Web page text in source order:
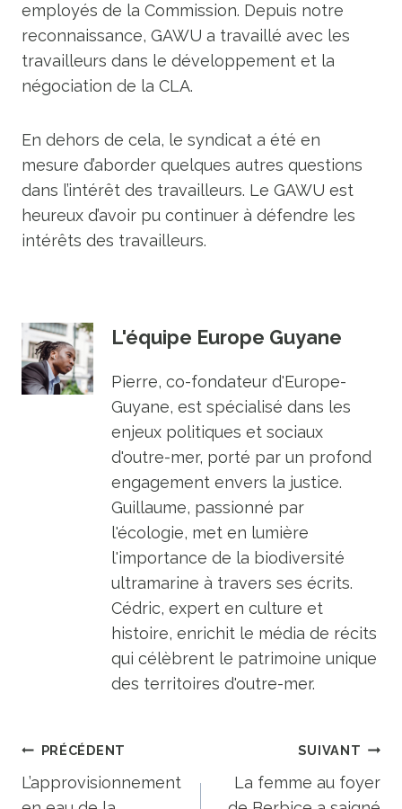
employés de la Commission. Depuis notre
reconnaissance, GAWU a travaillé avec les
travailleurs dans le développement et la
négociation de la CLA.
En dehors de cela, le syndicat a été en
mesure d’aborder quelques autres questions
dans l’intérêt des travailleurs. Le GAWU est
heureux d’avoir pu continuer à défendre les
intérêts des travailleurs.
L'équipe Europe Guyane
Pierre, co-fondateur d'Europe-
Guyane, est spécialisé dans les
enjeux politiques et sociaux
d'outre-mer, porté par un profond
engagement envers la justice.
Guillaume, passionné par
l'écologie, met en lumière
l'importance de la biodiversité
ultramarine à travers ses écrits.
Cédric, expert en culture et
histoire, enrichit le média de récits
qui célèbrent le patrimoine unique
des territoires d'outre-mer.
Navigation
de
PRÉCÉDENT
L’approvisionnement
SUIVANT
La femme au foyer